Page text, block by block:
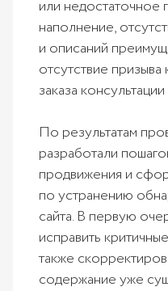
или недостаточное
наполнение,
и описаний
отсутствие
заказа
По результатам
разработали
продвижения и
по устранению
сайта. В первую
исправить
также
содержание уже